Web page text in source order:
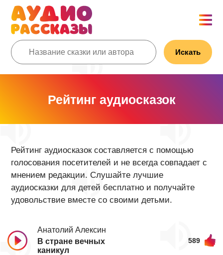
Искать
Рейтинг аудиосказок
Рейтинг аудиосказок составляется с помощью
голосования посетителей и не всегда совпадает с
мнением редакции. Слушайте лучшие
аудиосказки для детей бесплатно и получайте
удовольствие вместе со своими детьми.
Анатолий Алексин
В стране вечных
каникул
589